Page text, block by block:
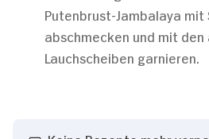
Putenbrust-Jambalaya
abschmecken und mit
Lauchscheiben garnieren.